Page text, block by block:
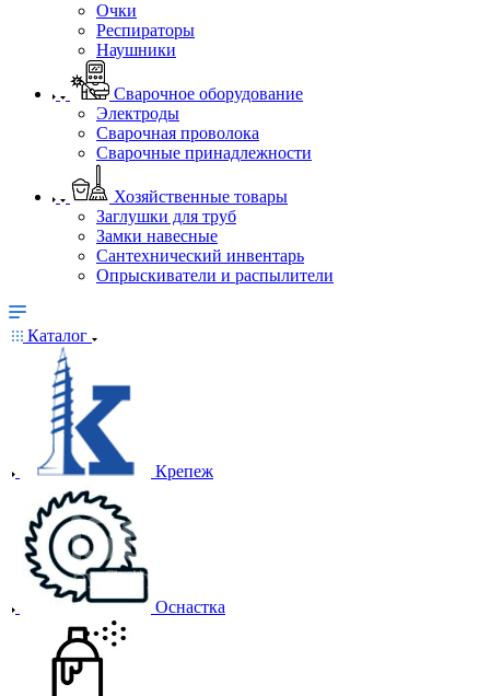
Очки
Респираторы
Наушники
Сварочное оборудование
Электроды
Сварочная проволока
Сварочные принадлежности
Хозяйственные товары
Заглушки для труб
Замки навесные
Сантехнический инвентарь
Опрыскиватели и распылители
Каталог
Крепеж
Оснастка